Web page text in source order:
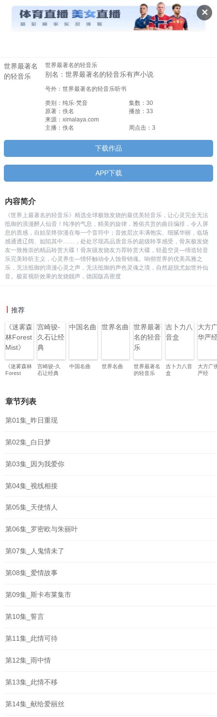
✕
世界最著名的轻音乐 
世界最著名
的轻音乐
世界最著名的轻音乐
别名：世界最著名的轻音乐有声小说
号外：世界最著名的轻音乐听书
类别：纯乐·梵音
集数：30
原著：佚名
播放：33
来源：ximalaya.com
主播：佚名
周点击：3
下载作品
APP下载
内容简介
《世界上最著名的轻音乐》精选全球极致发烧的最优美轻音乐，让心灵完全无法
抵御的浪漫醉人仙音！纯净的气息，精美的旋律，雅俗共赏的曲目编排，令人屏
息的质感，自始至终弥漫在每一个音符中；音效层次丰满饱实、细腻华丽，临场
感通透辽阔、如陷其中……，处处尽现高品质音乐的超级聆享感受，骨灰极发烧
友一致推崇的精品聆赏大碟！骨灰级发烧友力荐聆赏大碟，轻盈空灵—缔造轻音
乐完美聆听主义，心灵养生—情怀触动令人蚀骨销魂。响彻世界的优美高雅之
乐，无法抵御的浪漫心灵之声，无法抵御的声色灵魂之境，自然超脱尤如世外仙
音。极富视听效果的发烧靓声，德国版高密度
推荐
《迷雾森
林Forest
Mist》
《迷雾森林
Forest
宫崎骏-
久石让经
典
宫崎骏-久
石让经典
中国名曲
中国名曲
世界名曲
世界名曲
世界最著
名的轻音
乐
世界最著名
的轻音乐
吉卜力八
音盒
吉卜力八音
盒
大方
华严
大方广
严经
章节列表
第01集_昨日重现
第02集_白日梦
第03集_因为我爱你
第04集_视线相接
第05集_天使情人
第06集_罗密欧与朱丽叶
第07集_人鬼情未了
第08集_爱情故事
第09集_斯卡布莱集市
第10集_誓言
第11集_此情可待
第12集_雨中情
第13集_此情不移
第14集_献给爱丽丝